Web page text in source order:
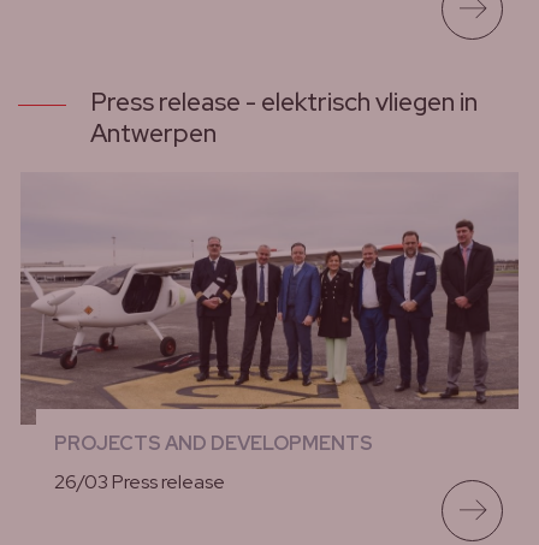
Press release - elektrisch vliegen in
Antwerpen
PROJECTS AND DEVELOPMENTS
26/03 Press release